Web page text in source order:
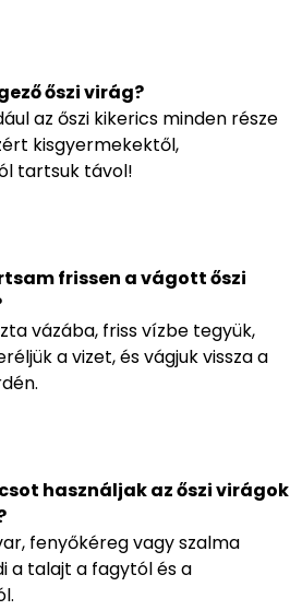
őszi virág?
az őszi kikerics minden része
kisgyermekektől,
tartsuk távol!
frissen a vágott őszi
vázába, friss vízbe tegyük,
a vizet, és vágjuk vissza a
használjak az őszi virágok
fenyőkéreg vagy szalma
a talajt a fagytól és a